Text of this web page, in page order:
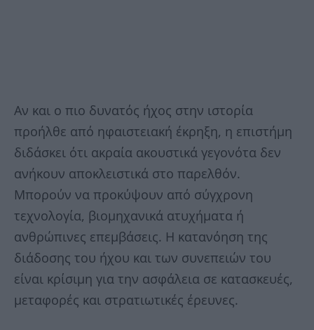
Αν και ο πιο δυνατός ήχος στην ιστορία
προήλθε από ηφαιστειακή έκρηξη, η επιστήμη
διδάσκει ότι ακραία ακουστικά γεγονότα δεν
ανήκουν αποκλειστικά στο παρελθόν.
Μπορούν να προκύψουν από σύγχρονη
τεχνολογία, βιομηχανικά ατυχήματα ή
ανθρώπινες επεμβάσεις. Η κατανόηση της
διάδοσης του ήχου και των συνεπειών του
είναι κρίσιμη για την ασφάλεια σε κατασκευές,
μεταφορές και στρατιωτικές έρευνες.